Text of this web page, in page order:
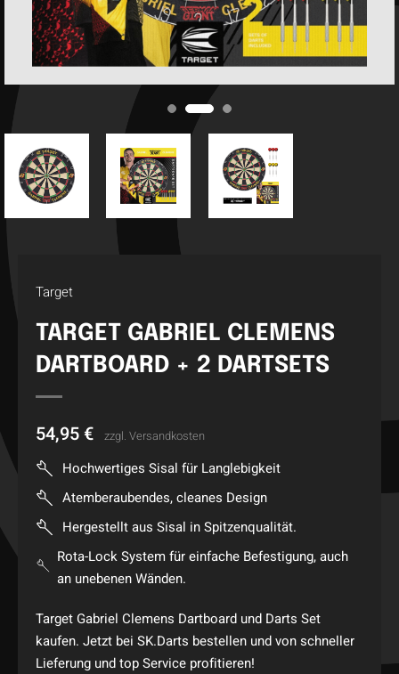
Target
TARGET GABRIEL CLEMENS
DARTBOARD + 2 DARTSETS
54,95 € zzgl. Versandkosten
Hochwertiges Sisal für Langlebigkeit
Atemberaubendes, cleanes Design
Hergestellt aus Sisal in Spitzenqualität.
Rota-Lock System für einfache Befestigung, auch
an unebenen Wänden.
Target Gabriel Clemens Dartboard und Darts Set
kaufen. Jetzt bei SK.Darts bestellen und von schneller
Lieferung und top Service profitieren!